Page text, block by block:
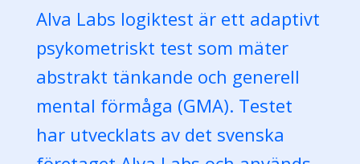
Alva Labs logiktest är ett adaptivt
psykometriskt test som mäter
abstrakt tänkande och generell
mental förmåga (GMA). Testet
har utvecklats av det svenska